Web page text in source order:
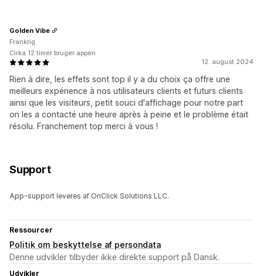
12. august 2024
Rien à dire, les effets sont top il y a du choix ça offre une
meilleurs expérience à nos utilisateurs clients et futurs clients
ainsi que les visiteurs, petit souci d'affichage pour notre part
on les a contacté une heure après à peine et le problème était
résolu. Franchement top merci à vous !
Golden Vibe
Frankrig
Cirka 12 timer bruger appen
Support
App-support leveres af OnClick Solutions LLC.
Ressourcer
Politik om beskyttelse af persondata
Denne udvikler tilbyder ikke direkte support på Dansk.
Udvikler